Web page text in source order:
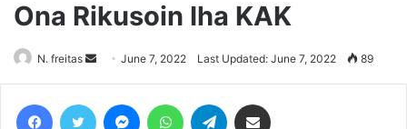
Ona Rikusoin Iha KAK
N. freitas
Send
an
email
June 7, 2022 Last Updated: June 7, 2022 89